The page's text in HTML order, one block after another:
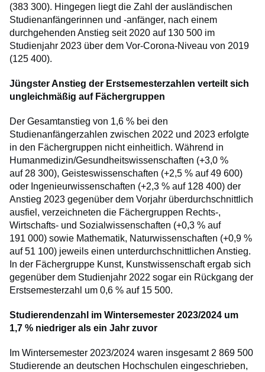
(383 300). Hingegen liegt die Zahl der ausländischen
Studienanfängerinnen und -anfänger, nach einem
durchgehenden Anstieg seit 2020 auf 130 500 im
Studienjahr 2023 über dem Vor-Corona-Niveau von 2019
(125 400).
Jüngster Anstieg der Erstsemesterzahlen verteilt sich
ungleichmäßig auf Fächergruppen
Der Gesamtanstieg von 1,6 % bei den
Studienanfängerzahlen zwischen 2022 und 2023 erfolgte
in den Fächergruppen nicht einheitlich. Während in
Humanmedizin/Gesundheitswissenschaften (+3,0 %
auf 28 300), Geisteswissenschaften (+2,5 % auf 49 600)
oder Ingenieurwissenschaften (+2,3 % auf 128 400) der
Anstieg 2023 gegenüber dem Vorjahr überdurchschnittlich
ausfiel, verzeichneten die Fächergruppen Rechts-,
Wirtschafts- und Sozialwissenschaften (+0,3 % auf
191 000) sowie Mathematik, Naturwissenschaften (+0,9 %
auf 51 100) jeweils einen unterdurchschnittlichen Anstieg.
In der Fächergruppe Kunst, Kunstwissenschaft ergab sich
gegenüber dem Studienjahr 2022 sogar ein Rückgang der
Erstsemesterzahl um 0,6 % auf 15 500.
Studierendenzahl im Wintersemester 2023/2024 um
1,7 % niedriger als ein Jahr zuvor
Im Wintersemester 2023/2024 waren insgesamt 2 869 500
Studierende an deutschen Hochschulen eingeschrieben,